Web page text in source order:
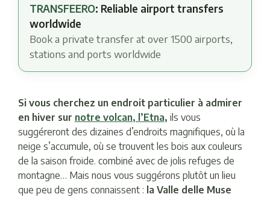
TRANSFEERO: Reliable airport transfers
worldwide
Book a private transfer at over 1500 airports,
stations and ports worldwide
Si vous cherchez un endroit particulier à admirer
en hiver sur notre volcan, l’Etna, ils vous
suggéreront des dizaines d’endroits magnifiques, où la
neige s’accumule, où se trouvent les bois aux couleurs
de la saison froide. combiné avec de jolis refuges de
montagne… Mais nous vous suggérons plutôt un lieu
que peu de gens connaissent : la Valle delle Muse